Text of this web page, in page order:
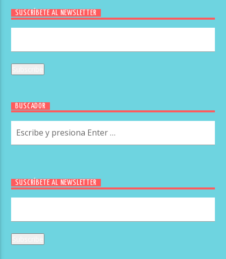
SUSCRÍBETE AL NEWSLETTER
BUSCADOR
SUSCRÍBETE AL NEWSLETTER